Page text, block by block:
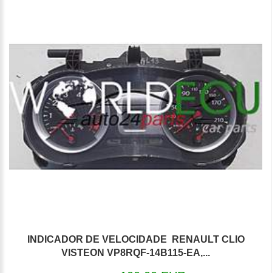
INDICADOR DE VELOCIDADE RENAULT CLIO
VISTEON VP8RQF-14B115-EA,...